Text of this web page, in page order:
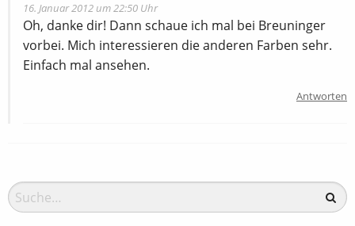
16. Januar 2012 um 22:50 Uhr
Oh, danke dir! Dann schaue ich mal bei Breuninger
vorbei. Mich interessieren die anderen Farben sehr.
Einfach mal ansehen.
Antworten